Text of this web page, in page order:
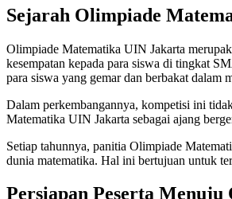
Sejarah Olimpiade
Olimpiade Matematika UIN Jakarta
kesempatan kepada para siswa di tingkat
para siswa yang gemar dan berbakat dalam
Dalam perkembangannya, kompetisi ini
Matematika UIN Jakarta sebagai ajang
Setiap tahunnya, panitia Olimpiade
dunia matematika. Hal ini bertujuan untuk
Persiapan Peserta Menuju